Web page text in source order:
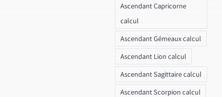
Ascendant Capricorne
calcul
Ascendant Gémeaux calcul
Ascendant Lion calcul
Ascendant Sagittaire calcul
Ascendant Scorpion calcul